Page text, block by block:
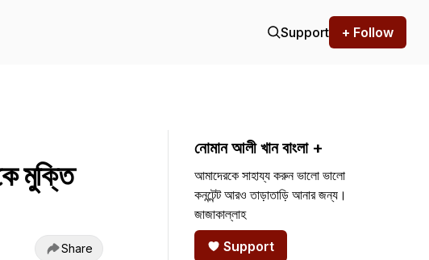
Support + Follow
মুক্তি
Share
নোমান আলী খান বাংলা +
আমাদেরকে সাহায্য করুন ভালো ভালো
কনন্টেন্ট আরও তাড়াতাড়ি আনার জন্য।
জাজাকাল্লাহ
Support